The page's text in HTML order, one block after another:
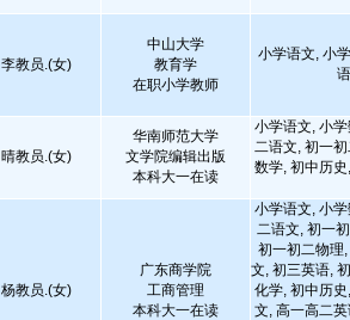
李教员.(女)
中山大学
教育学
在职小学教师
小学语文, 小
晴教员.(女)
华南师范大学
文学院编辑出版
本科大一在读
小学语文, 小
二语文, 初一
数学, 初中历
杨教员.(女)
广东商学院
工商管理
本科大一在读
小学语文, 小
二语文, 初一
初一初二物理
文, 初三英语,
化学, 初中历
文, 高一高二